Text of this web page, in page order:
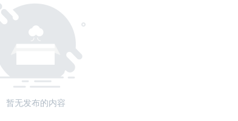
暂无发布的内容